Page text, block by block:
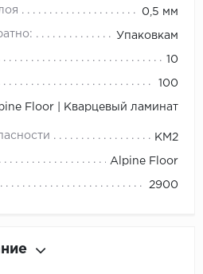
0,5 мм
Упаковкам
10
100
Floor | Кварцевый ламинат
КМ2
Alpine Floor
2900